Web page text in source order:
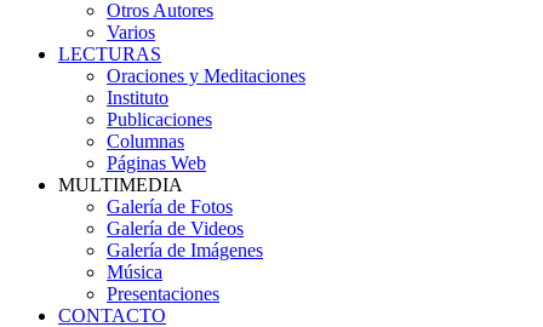
Otros Autores
Varios
LECTURAS
Oraciones y Meditaciones
Instituto
Publicaciones
Columnas
Páginas Web
MULTIMEDIA
Galería de Fotos
Galería de Videos
Galería de Imágenes
Música
Presentaciones
CONTACTO